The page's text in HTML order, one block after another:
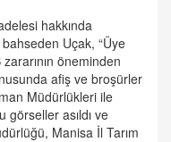
hakkında
Uçak, “Üye
öneminden
afiş ve broşürler
Müdürlükleri ile
asıldı ve
Manisa İl Tarım